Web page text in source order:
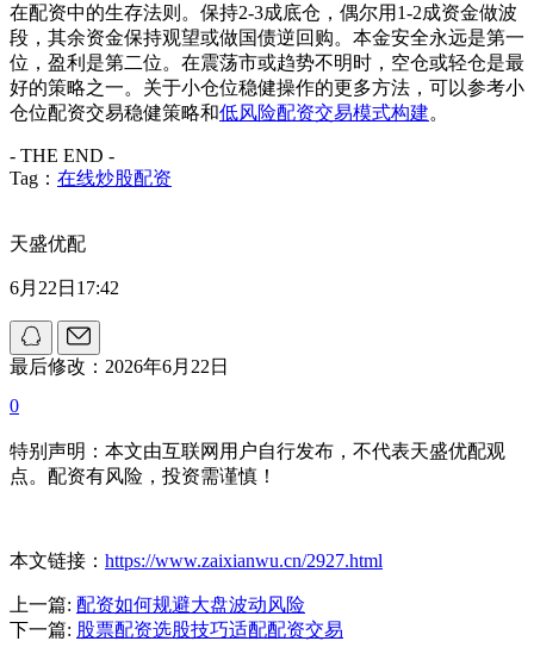
在配资中的生存法则。保持2-3成底仓，偶尔用1-2成资金做波
段，其余资金保持观望或做国债逆回购。本金安全永远是第一
位，盈利是第二位。在震荡市或趋势不明时，空仓或轻仓是最
好的策略之一。关于小仓位稳健操作的更多方法，可以参考小
仓位配资交易稳健策略和低风险配资交易模式构建。
- THE END -
Tag： 在线炒股配资
天盛优配
6月22日17:42
最后修改：2026年6月22日
0
特别声明：本文由互联网用户自行发布，不代表天盛优配观
点。配资有风险，投资需谨慎！
本文链接： https://www.zaixianwu.cn/2927.html
上一篇: 配资如何规避大盘波动风险
下一篇: 股票配资选股技巧适配配资交易